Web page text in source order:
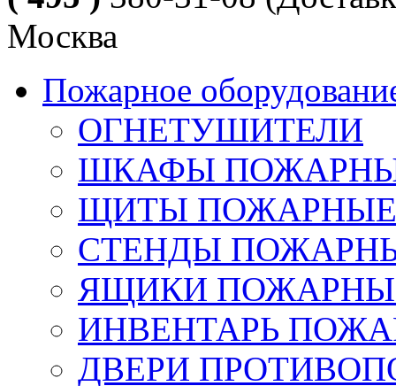
Москва
Пожарное
ОГНЕТУШИТЕЛИ
ШКАФЫ
ЩИТЫ ПОЖАРНЫЕ
СТЕНДЫ
ЯЩИКИ ПОЖАРНЫЕ
ИНВЕНТАРЬ
ДВЕРИ